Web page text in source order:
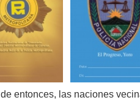
entonces, las naciones